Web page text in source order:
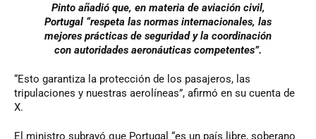
Pinto añadió que, en materia de aviación civil,
Portugal “respeta las normas internacionales, las
mejores prácticas de seguridad y la coordinación
con autoridades aeronáuticas competentes”.
“Esto garantiza la protección de los pasajeros, las
tripulaciones y nuestras aerolíneas”, afirmó en su cuenta de
X.
El ministro subrayó que Portugal “es un país libre, soberano